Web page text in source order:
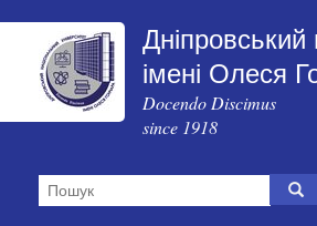
Дніпровський
імені Олеся
Docendo Discimus
since 1918